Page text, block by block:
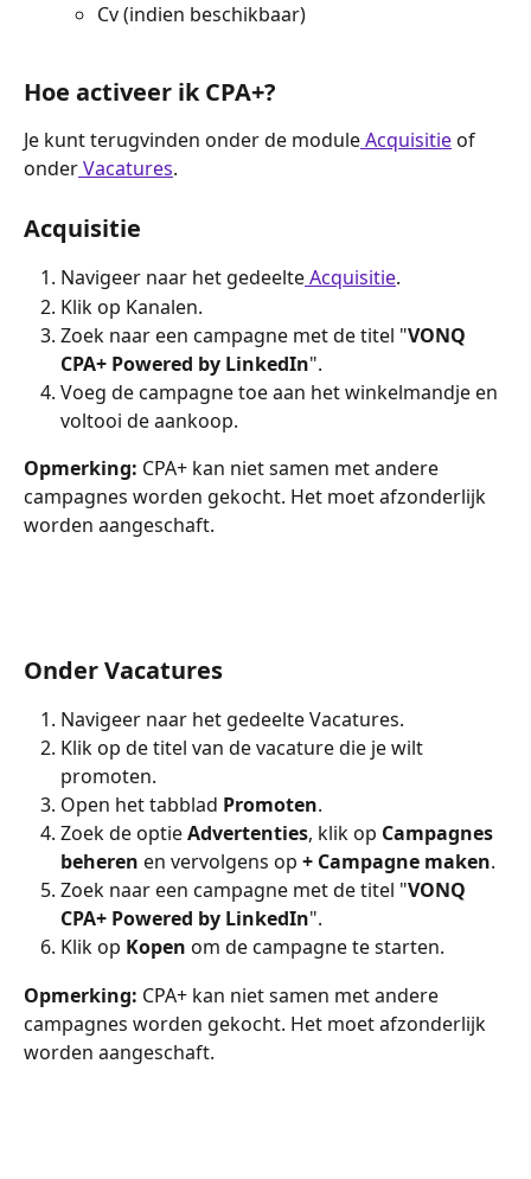
Cv (indien beschikbaar)
Hoe activeer ik CPA+?
Je kunt terugvinden onder de module Acquisitie of
onder Vacatures.
Acquisitie
Navigeer naar het gedeelte Acquisitie.
Klik op Kanalen.
Zoek naar een campagne met de titel "VONQ
CPA+ Powered by LinkedIn".
Voeg de campagne toe aan het winkelmandje en
voltooi de aankoop.
Opmerking: CPA+ kan niet samen met andere
campagnes worden gekocht. Het moet afzonderlijk
worden aangeschaft.
Onder Vacatures
Navigeer naar het gedeelte Vacatures.
Klik op de titel van de vacature die je wilt
promoten.
Open het tabblad Promoten.
Zoek de optie Advertenties, klik op Campagnes
beheren en vervolgens op + Campagne maken.
Zoek naar een campagne met de titel "VONQ
CPA+ Powered by LinkedIn".
Klik op Kopen om de campagne te starten.
Opmerking: CPA+ kan niet samen met andere
campagnes worden gekocht. Het moet afzonderlijk
worden aangeschaft.